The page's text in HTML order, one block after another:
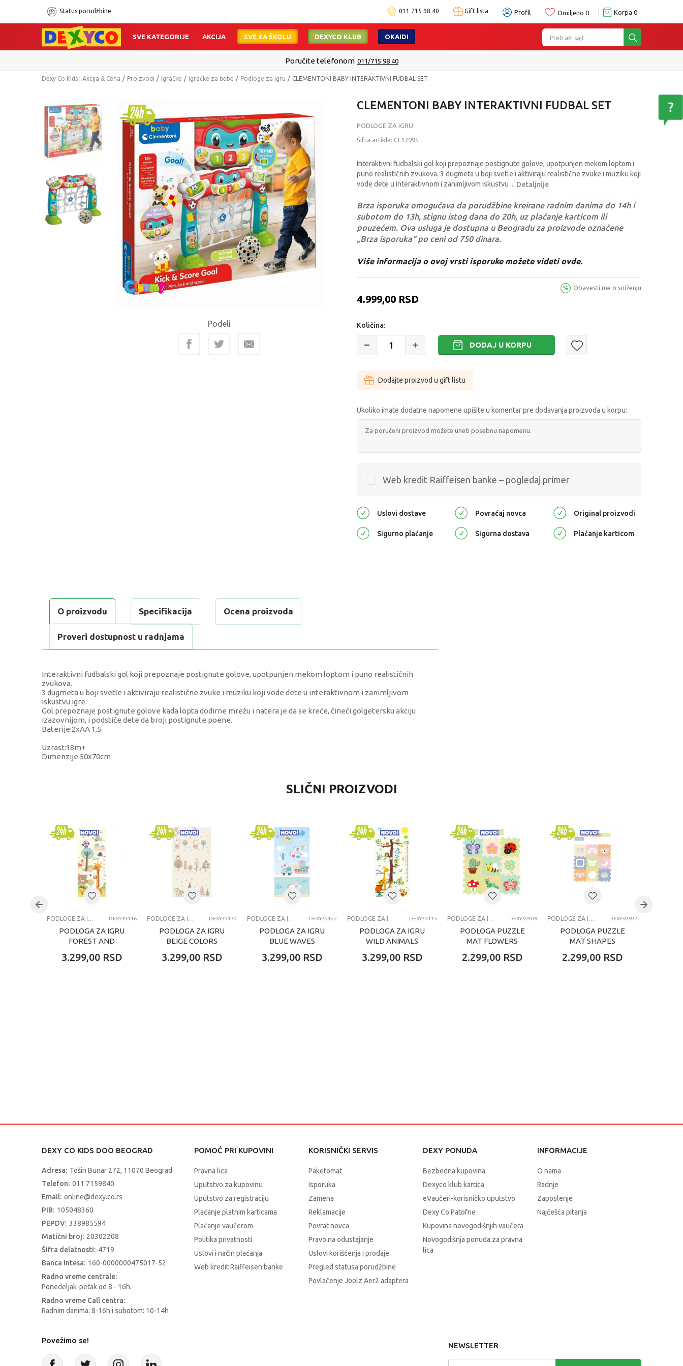
Status porudžbine 011 715 98 40 Gift lista Profil Omiljeno 0 Korpa 0
Pretraži sajt
SVE KATEGORIJE AKCIJA SVE ZA ŠKOLU DEXYCO KLUB OKAIDI
Poručite telefonom 011/715 98 40
Dexy Co Kids | Akcija & Cena Proizvodi Igračke Igračke za bebe Podloge za igru CLEMENTONI BABY INTERAKTIVNI FUDBAL SET
Podeli
CLEMENTONI BABY INTERAKTIVNI FUDBAL SET
PODLOGE ZA IGRU
Šifra artikla: CL17995
Interaktivni fudbalski gol koji prepoznaje postignute golove, upotpunjen mekom loptom i
puno realističnih zvukova. 3 dugmeta u boji svetle i aktiviraju realistične zvuke i muziku koji
vode dete u interaktivnom i zanimljivom iskustvu ... Detaljnije
Brza isporuka omogućava da porudžbine kreirane radnim danima do 14h i
subotom do 13h, stignu istog dana do 20h, uz plaćanje karticom ili
pouzećem. Ova usluga je dostupna u Beogradu za proizvode označene
„Brza isporuka“ po ceni od 750 dinara.
Više informacija o ovoj vrsti isporuke možete videti ovde.
4.999,00 RSD
Obavesti me o sniženju
Količina:
DODAJ U KORPU
Dodajte proizvod u gift listu
Ukoliko imate dodatne napomene upišite u komentar pre dodavanja proizvoda u korpu:
Web kredit Raiffeisen banke – pogledaj primer
Uslovi dostave Povraćaj novca Original proizvodi
Sigurno plaćanje Sigurna dostava Plaćanje karticom
O proizvodu Specifikacija Ocena proizvoda
Proveri dostupnost u radnjama
Interaktivni fudbalski gol koji prepoznaje postignute golove, upotpunjen mekom loptom i puno realističnih
zvukova.
3 dugmeta u boji svetle i aktiviraju realistične zvuke i muziku koji vode dete u interaktivnom i zanimljivom
iskustvu igre.
Gol prepoznaje postignute golove kada lopta dodirne mrežu i natera je da se kreće, čineći golgetersku akciju
izazovnijom, i podstiče dete da broji postignute poene.
Baterije:2xAA 1,5
Uzrast:18m+
Dimenzije:50x70cm
Podloge za igru
Kategorija PODLOGE ZA IGRU
SLIČNI PROIZVODI
PODLOGE ZA IGRU DEXY39446
PODLOGA ZA IGRU
FOREST AND
3.299,00 RSD
PODLOGE ZA IGRU DEXY39439
PODLOGA ZA IGRU
BEIGE COLORS
3.299,00 RSD
PODLOGE ZA IGRU DEXY39422
PODLOGA ZA IGRU
BLUE WAVES
3.299,00 RSD
PODLOGE ZA IGRU DEXY39415
PODLOGA ZA IGRU
WILD ANIMALS
3.299,00 RSD
PODLOGE ZA IGRU DEXY39408
PODLOGA PUZZLE
MAT FLOWERS
2.299,00 RSD
PODLOGE ZA IGRU DEXY39392
PODLOGA PUZZLE
MAT SHAPES
2.299,00 RSD
DEXY CO KIDS DOO BEOGRAD
Adresa: Tošin Bunar 272, 11070 Beograd
Telefon: 011 7159840
Email: online@dexy.co.rs
PIB: 105048360
PEPDV: 338985594
Matični broj: 20302208
Šifra delatnosti: 4719
Banca Intesa: 160-0000000475017-52
Radno vreme centrale:
Ponedeljak-petak od 8 - 16h.
Radno vreme Call centra:
Radnim danima: 8-16h i subotom: 10-14h
POMOĆ PRI KUPOVINI
Pravna lica
Uputstvo za kupovinu
Uputstvo za registraciju
Plaćanje platnim karticama
Plaćanje vaučerom
Politika privatnosti
Uslovi i način plaćanja
Web kredit Raiffeisen banke
KORISNIČKI SERVIS
Paketomat
Isporuka
Zamena
Reklamacije
Povrat novca
Pravo na odustajanje
Uslovi korišćenja i prodaje
Pregled statusa porudžbine
Povlačenje Joolz Aer2 adaptera
DEXY PONUDA
Bezbedna kupovina
Dexyco klub kartica
eVaučeri-korisničko uputstvo
Dexy Co Patofne
Kupovina novogodišnjih vaučera
Novogodišnja ponuda za pravna
lica
INFORMACIJE
O nama
Radnje
Zaposlenje
Najčešća pitanja
Povežimo se!
NEWSLETTER